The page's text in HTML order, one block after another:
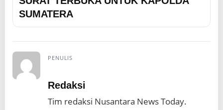
SUMATERA
PENULIS
Redaksi
Tim redaksi Nusantara News Today.